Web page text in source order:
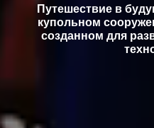
Путешествие в
купольном
созданном для